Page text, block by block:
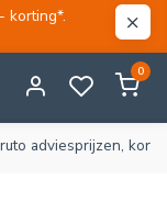
korting*.
0
adviesprijzen,